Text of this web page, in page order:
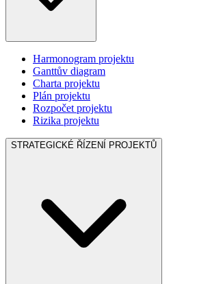
Harmonogram projektu
Ganttův diagram
Charta projektu
Plán projektu
Rozpočet projektu
Rizika projektu
STRATEGICKÉ ŘÍZENÍ PROJEKTŮ